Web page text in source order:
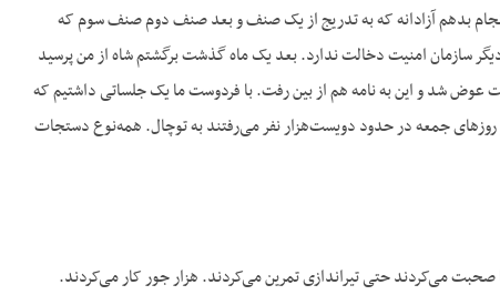
بدهم آزادانه که به تدریج از یک صنف و بعد صنف دوم صنف سوم که
سازمان امنیت دخالت ندارد. بعد یک ماه گذشت برگشتم شاه از من پرسید
عوض شد و این به نامه هم از بین رفت. با فردوست ما یک جلساتی داشتیم که
جمعه در حدود دویست‌هزار نفر می‌رفتند به توچال. همه‌نوع دستجات
می‌کردند حتی تیراندازی تمرین می‌کردند. هزار جور کار می‌کردند.